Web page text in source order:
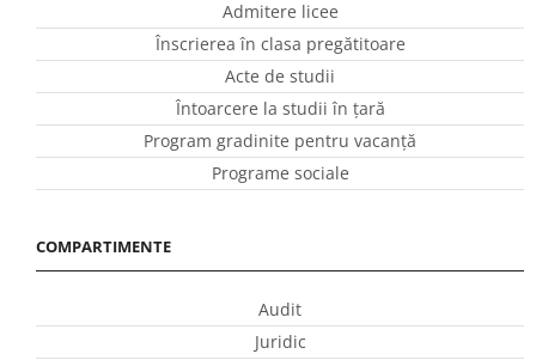
Admitere licee
Înscrierea în clasa pregătitoare
Acte de studii
Întoarcere la studii în ţară
Program gradinite pentru vacanţă
Programe sociale
COMPARTIMENTE
Audit
Juridic